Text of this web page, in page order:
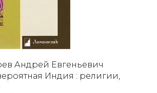
Андрей Евгеньевич
Индия : религии,